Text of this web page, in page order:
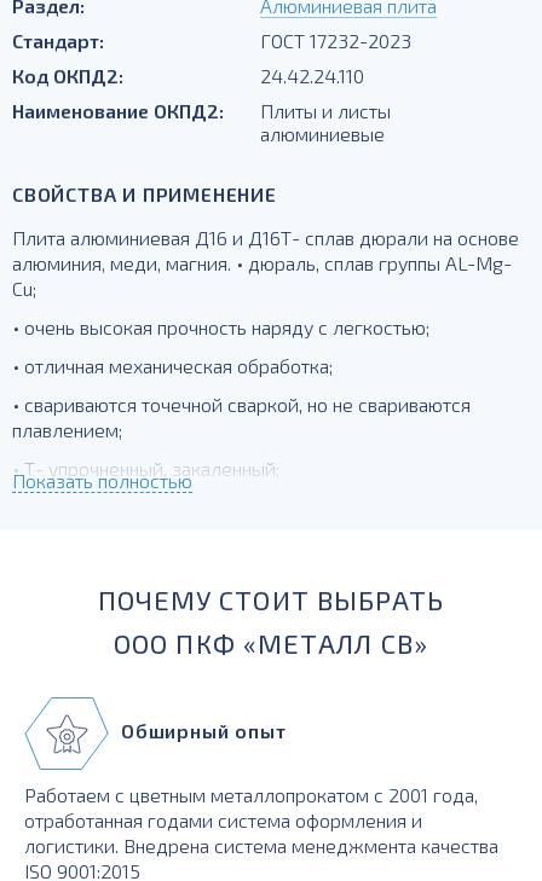
Раздел:
Алюминиевая плита
Стандарт:
ГОСТ 17232-2023
Код ОКПД2:
24.42.24.110
Наименование ОКПД2:
Плиты и листы
алюминиевые
СВОЙСТВА И ПРИМЕНЕНИЕ
Плита алюминиевая Д16 и Д16Т- сплав дюрали на основе
алюминия, меди, магния. • дюраль, сплав группы AL-Mg-
Cu;
• очень высокая прочность наряду с легкостью;
• отличная механическая обработка;
• свариваются точечной сваркой, но не свариваются
плавлением;
• Т- упрочненный, закаленный;
Показать полностью
ПОЧЕМУ СТОИТ ВЫБРАТЬ
ООО ПКФ «МЕТАЛЛ СВ»
Обширный опыт
Работаем с цветным металлопрокатом с 2001 года,
отработанная годами система оформления и
логистики. Внедрена система менеджмента качества
ISO 9001:2015